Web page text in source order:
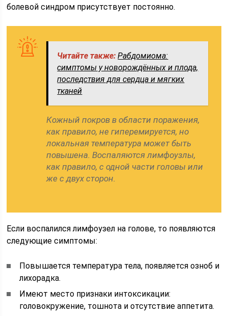
болевой синдром присутствует постоянно.
Читайте также: Рабдомиома:
симптомы у новорождённых и плода,
последствия для сердца и мягких
тканей
Кожный покров в области поражения,
как правило, не гиперемируется, но
локальная температура может быть
повышена. Воспаляются лимфоузлы,
как правило, с одной части головы или
же с двух сторон.
Если воспалился лимфоузел на голове, то появляются
следующие симптомы:
Повышается температура тела, появляется озноб и
лихорадка.
Имеют место признаки интоксикации:
головокружение, тошнота и отсутствие аппетита.